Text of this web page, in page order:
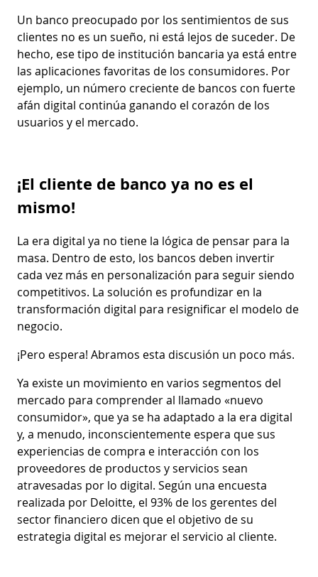
Un banco preocupado por los sentimientos de sus
clientes no es un sueño, ni está lejos de suceder. De
hecho, ese tipo de institución bancaria ya está entre
las aplicaciones favoritas de los consumidores. Por
ejemplo, un número creciente de bancos con fuerte
afán digital continúa ganando el corazón de los
usuarios y el mercado.
¡El cliente de banco ya no es el
mismo!
La era digital ya no tiene la lógica de pensar para la
masa. Dentro de esto, los bancos deben invertir
cada vez más en personalización para seguir siendo
competitivos. La solución es profundizar en la
transformación digital para resignificar el modelo de
negocio.
¡Pero espera! Abramos esta discusión un poco más.
Ya existe un movimiento en varios segmentos del
mercado para comprender al llamado «nuevo
consumidor», que ya se ha adaptado a la era digital
y, a menudo, inconscientemente espera que sus
experiencias de compra e interacción con los
proveedores de productos y servicios sean
atravesadas por lo digital. Según una encuesta
realizada por Deloitte, el 93% de los gerentes del
sector financiero dicen que el objetivo de su
estrategia digital es mejorar el servicio al cliente.